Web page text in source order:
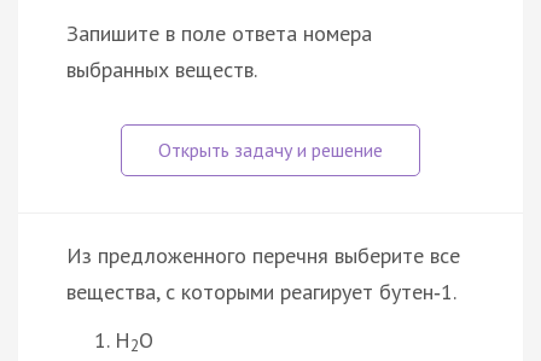
Запишите в поле ответа номера
выбранных веществ.
Из предложенного перечня выберите все
вещества, с которыми реагирует бутен‑1.
H2O